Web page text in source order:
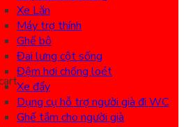
Xe Lăn
Máy trợ thính
Ghế bô
Đai lưng cột sống
Đệm hơi chống loét
Xe đẩy
Dụng cụ hỗ trợ người già đi WC
Ghế tắm cho người già